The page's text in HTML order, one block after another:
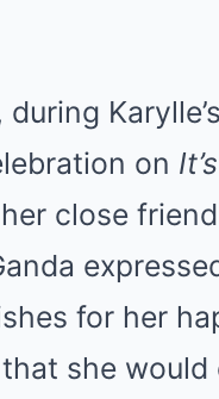
on It’s
close
for her
she would